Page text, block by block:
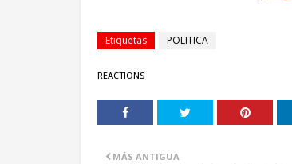
Etiquetas POLITICA
REACTIONS
MÁS ANTIGUA